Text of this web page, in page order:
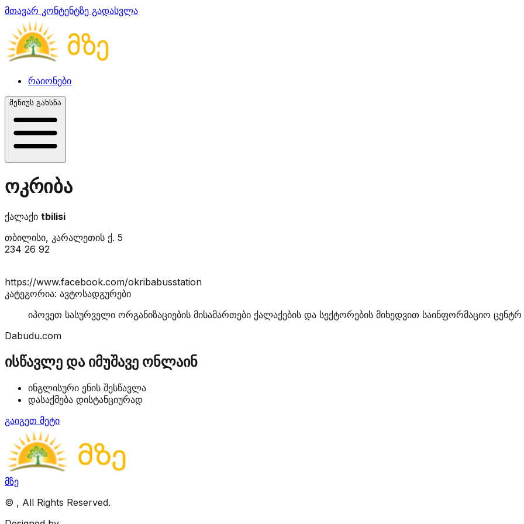
მთავარ კონტენტზე გადასვლა
რაიონები
მენიუს გახსნა
ოკრიბა
ქალაქი tbilisi
თბილისი, კარალეთის ქ. 5
234 26 92
https://www.facebook.com/okribabusstation
კატეგორია: ავტოსადგურები
იპოვეთ სასურველი ორგანიზაციების მისამართები ქალაქების და სექტორების მიხედვით საინფორმაციო ცენტრ
Dabudu.com
ისწავლე და იმუშავე ონლაინ
ინგლისური ენის შესწავლა
დასაქმება დისტანციურად
გაიგეთ მეტი
მზე
© , All Rights Reserved.